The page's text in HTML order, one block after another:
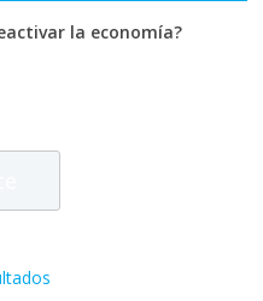
la economía?